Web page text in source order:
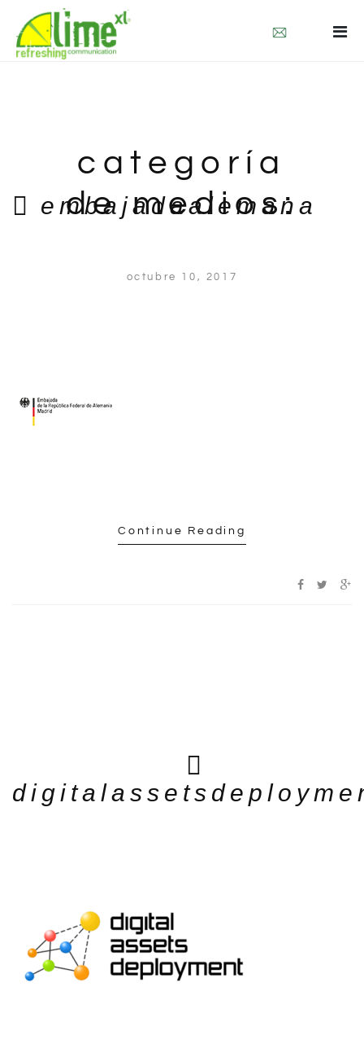
quienes somos
que hacemos
categoría
de medios:
embajadaalemana
octubre 10, 2017
Continue Reading